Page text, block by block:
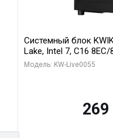
Системный блок
Lake, Intel 7, C16
MSI RTX5080
Модель: KW-Live0055
269